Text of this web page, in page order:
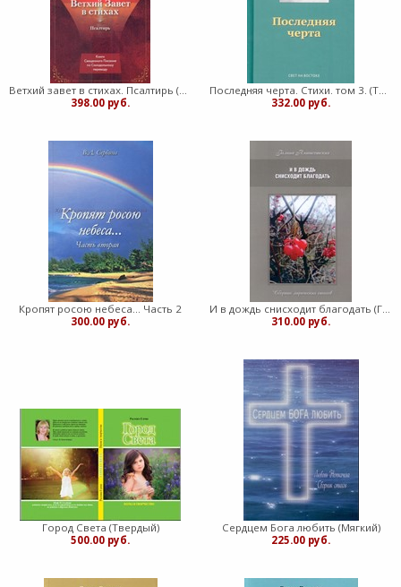
Ветхий завет в стихах. Псалтирь (Мягкий)
398.00 руб.
Последняя черта. Стихи. том 3. (Твердый)
332.00 руб.
Кропят росою небеса... Часть 2
300.00 руб.
И в дождь снисходит благодать (Галина Пятисостских, сборник лирических стихов) (Мягкий)
310.00 руб.
Город Света (Твердый)
500.00 руб.
Сердцем Бога любить (Мягкий)
225.00 руб.